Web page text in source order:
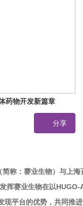
药物开发新篇章
分享